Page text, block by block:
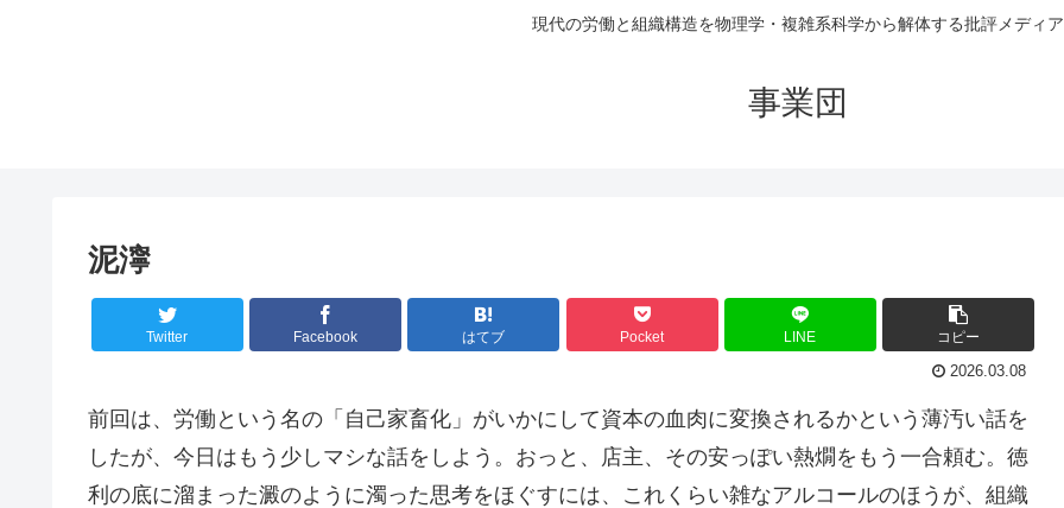
現代の労働と組織構造を物理学・複雑系科学から解体する批評メディア
事業団
泥濘
Twitter Facebook はてブ Pocket LINE コピー
2026.03.08
前回は、労働という名の「自己家畜化」がいかにして資本の血肉に変換されるかという薄汚い話を
したが、今日はもう少しマシな話をしよう。おっと、店主、その安っぽい熱燗をもう一合頼む。徳
利の底に溜まった澱のように濁った思考をほぐすには、これくらい雑なアルコールのほうが、組織